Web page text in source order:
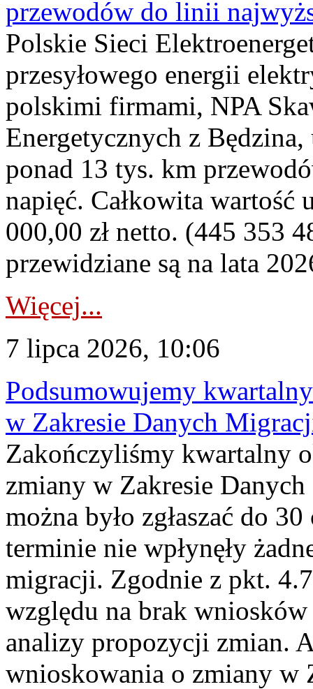
przewodów do linii
Polskie Sieci
przesyłowego energii
polskimi firmami, NPA
Energetycznych z
ponad 13 tys. km
napięć. Całkowita
000,00 zł netto. (445 353
przewidziane są na lata
Więcej...
7 lipca 2026, 10:06
Podsumowujemy
w Zakresie Danych
Zakończyliśmy kwartalny
zmiany w Zakresie
można było zgłaszać do
terminie nie wpłynęły
migracji. Zgodnie z pkt.
względu na brak
analizy propozycji zmian.
wnioskowania o zmiany w